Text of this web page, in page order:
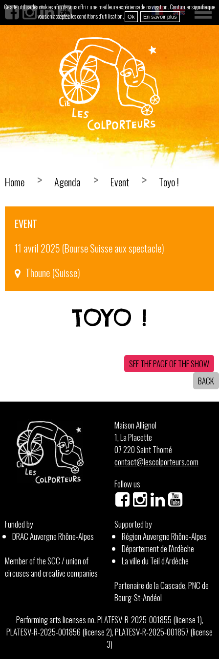
Home Agenda Event Toyo !
EVENT
11 avril 2025 (Bourse Suisse aux spectacle)
Thoune (Suisse)
TOYO !
SEE THE PAGE OF THE SHOW
BACK
Maison Allignol
1, La Placette
07 220 Saint Thomé
contact@lescolporteurs.com
Follow us
Funded by
DRAC Auvergne Rhône-Alpes
Member of the SCC / union of
circuses and creative companies
Supported by
Région Auvergne Rhône-Alpes
Département de l'Ardèche
La ville du Teil d'Ardèche
Partenaire de la Cascade, PNC de
Bourg-St-Andéol
Performing arts licenses no. PLATESV-R-2025-001855 (license 1),
PLATESV-R-2025-001856 (license 2), PLATESV-R-2025-001857 (license
3)
Ce site utilise des cookies afin de vous offrir une meilleure expérience de navigation. Continuer signifie que
vous en acceptez les conditions d'utilisation.
Ok En savoir plus